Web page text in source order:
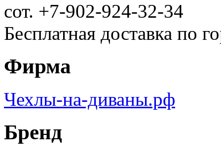
сот. +7-902-924-32-34
Бесплатная доставка по
Фирма
Чехлы-на-диваны.рф
Бренд